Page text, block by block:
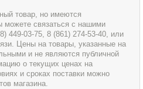
товар, но имеются
можете связаться с нашими
449-03-75, 8 (861) 274-53-40, или
Цены на товары, указанные на
и не являются публичной
о текущих ценах на
и сроках поставки можно
магазина.